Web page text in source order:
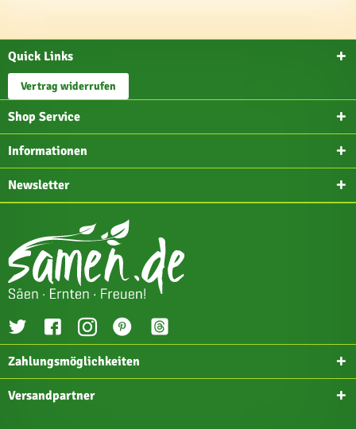
Quick Links
Vertrag widerrufen
Shop Service
Informationen
Newsletter
Zahlungsmöglichkeiten
Versandpartner